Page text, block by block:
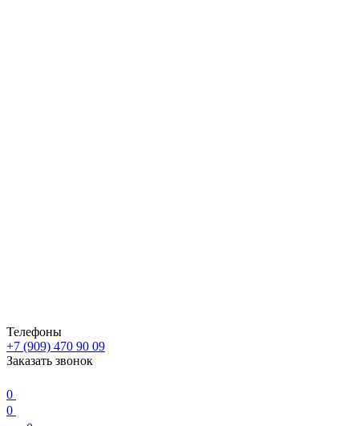
Телефоны
+7 (909) 470 90 09
Заказать звонок
0
0